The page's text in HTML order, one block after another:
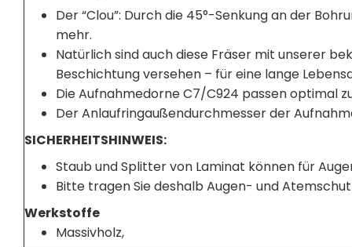
Der “Clou”: Durch die 45°-Senkung an der
mehr.
Natürlich sind auch diese Fräser mit unserer
Beschichtung versehen – für eine lange
Die Aufnahmedorne C7/C924 passen optimal
Der Anlaufringaußendurchmesser der
SICHERHEITSHINWEIS:
Staub und Splitter von Laminat können für
Bitte tragen Sie deshalb Augen- und
Werkstoffe
Massivholz,